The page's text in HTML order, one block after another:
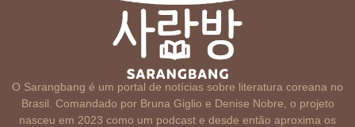
O Sarangbang é um portal de notícias sobre literatura coreana no
Brasil. Comandado por Bruna Giglio e Denise Nobre, o projeto
nasceu em 2023 como um podcast e desde então aproxima os